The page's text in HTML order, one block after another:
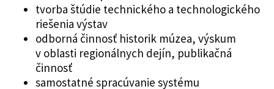
tvorba štúdie technického a technologického
riešenia výstav
odborná činnosť historik múzea, výskum
v oblasti regionálnych dejín, publikačná
činnosť
samostatné spracúvanie systému